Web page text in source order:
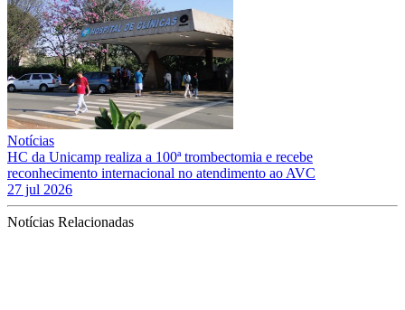
Notícias
HC da Unicamp realiza a 100ª trombectomia e recebe
reconhecimento internacional no atendimento ao AVC
27 jul 2026
Notícias Relacionadas